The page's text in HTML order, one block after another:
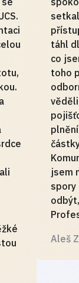
táhl
co
toho
jsem
spory
Aleš